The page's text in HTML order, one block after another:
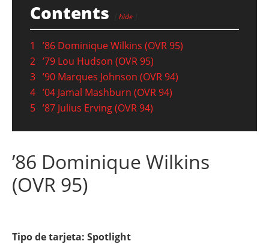
Contents hide
1
’86 Dominique Wilkins (OVR 95)
2 ’79 Lou Hudson (OVR 95)
3 ’90 Marques Johnson (OVR 94)
4 ’04 Jamal Mashburn (OVR 94)
5 ’87 Julius Erving (OVR 94)
’86 Dominique Wilkins
(OVR 95)
Tipo de tarjeta: Spotlight